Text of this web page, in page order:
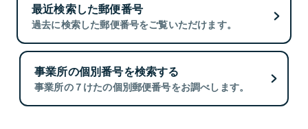
最近検索した郵便番号
過去に検索した郵便番号をご覧いただけます。
事業所の個別番号を検索する
事業所の７けたの個別郵便番号をお調べします。